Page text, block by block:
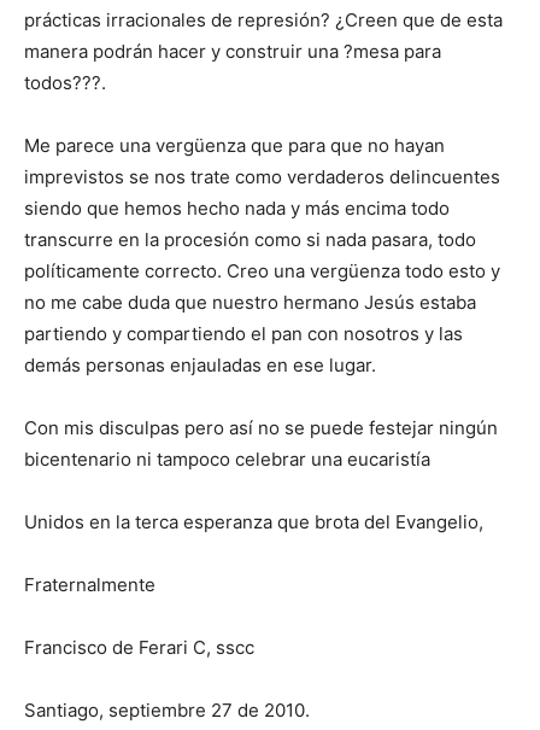
prácticas irracionales de represión? ¿Creen que de esta
manera podrán hacer y construir una ?mesa para
todos???.
Me parece una vergüenza que para que no hayan
imprevistos se nos trate como verdaderos delincuentes
siendo que hemos hecho nada y más encima todo
transcurre en la procesión como si nada pasara, todo
políticamente correcto. Creo una vergüenza todo esto y
no me cabe duda que nuestro hermano Jesús estaba
partiendo y compartiendo el pan con nosotros y las
demás personas enjauladas en ese lugar.
Con mis disculpas pero así no se puede festejar ningún
bicentenario ni tampoco celebrar una eucaristía
Unidos en la terca esperanza que brota del Evangelio,
Fraternalmente
Francisco de Ferari C, sscc
Santiago, septiembre 27 de 2010.